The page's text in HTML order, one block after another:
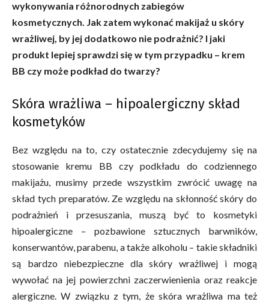
wykonywania różnorodnych zabiegów
kosmetycznych. Jak zatem wykonać makijaż u skóry
wrażliwej, by jej dodatkowo nie podrażnić? I jaki
produkt lepiej sprawdzi się w tym przypadku – krem
BB czy może podkład do twarzy?
Skóra wrażliwa – hipoalergiczny skład
kosmetyków
Bez względu na to, czy ostatecznie zdecydujemy się na
stosowanie kremu BB czy podkładu do codziennego
makijażu, musimy przede wszystkim zwrócić uwagę na
skład tych preparatów. Ze względu na skłonność skóry do
podrażnień i przesuszania, muszą być to kosmetyki
hipoalergiczne – pozbawione sztucznych barwników,
konserwantów, parabenu, a także alkoholu – takie składniki
są bardzo niebezpieczne dla skóry wrażliwej i mogą
wywołać na jej powierzchni zaczerwienienia oraz reakcje
alergiczne. W związku z tym, że skóra wrażliwa ma też